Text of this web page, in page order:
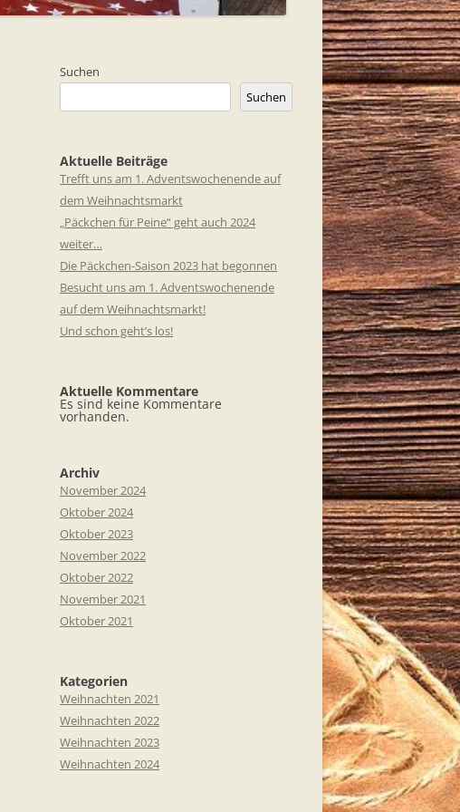
Suchen
Suchen
Aktuelle Beiträge
Trefft uns am 1. Adventswochenende auf
dem Weihnachtsmarkt
„Päckchen für Peine“ geht auch 2024
weiter…
Die Päckchen-Saison 2023 hat begonnen
Besucht uns am 1. Adventswochenende
auf dem Weihnachtsmarkt!
Und schon geht’s los!
Aktuelle Kommentare
Es sind keine Kommentare
vorhanden.
Archiv
November 2024
Oktober 2024
Oktober 2023
November 2022
Oktober 2022
November 2021
Oktober 2021
Kategorien
Weihnachten 2021
Weihnachten 2022
Weihnachten 2023
Weihnachten 2024